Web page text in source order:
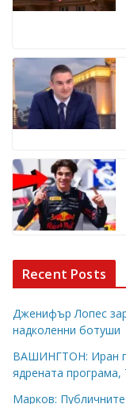
Recent Posts
Дженифър Лопес
надколенни ботуши
ВАШИНГТОН: Иран
ядрената програма,
Марков: